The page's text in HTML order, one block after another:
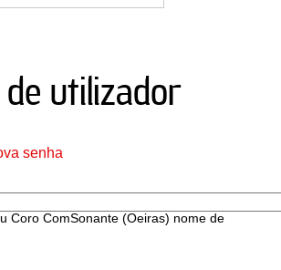
de utilizador
senha
Coro ComSonante (Oeiras) nome de